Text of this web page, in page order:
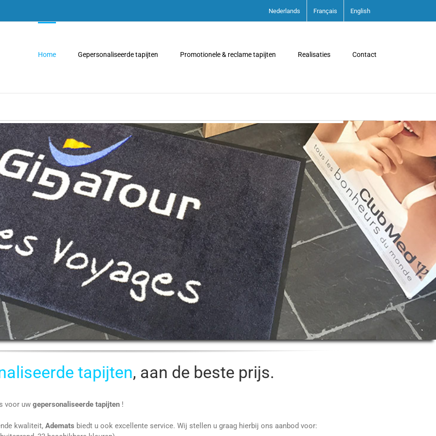
Nederlands Français English
Home Gepersonaliseerde tapijten Promotionele & reclame tapijten Realisaties Contact
tapijten, aan de beste prijs.
voor uw gepersonaliseerde tapijten !
kwaliteit, Ademats biedt u ook excellente service. Wij stellen u graag hierbij ons aanbod voor: